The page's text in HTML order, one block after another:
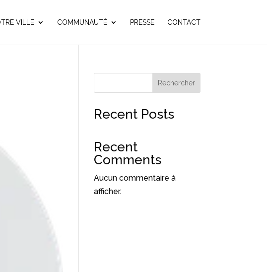
VILLE COMMUNAUTÉ PRESSE CONTACT
Rechercher
Recent Posts
Recent
Comments
Aucun commentaire à
afficher.